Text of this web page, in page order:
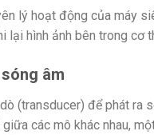
lý hoạt động của máy
lại hình ảnh bên trong cơ
âm
(transducer) để phát ra
các mô khác nhau,